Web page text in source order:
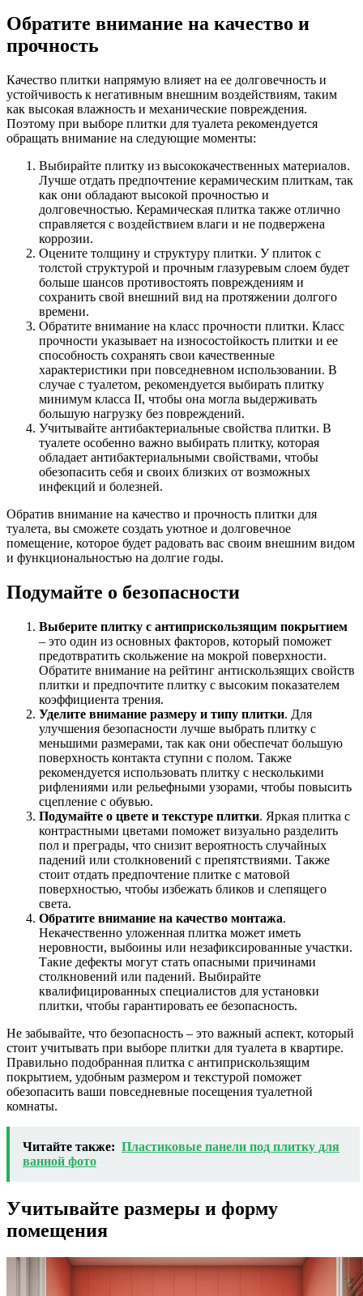
Обратите внимание на качество и
прочность
Качество плитки напрямую влияет на ее долговечность и
устойчивость к негативным внешним воздействиям, таким
как высокая влажность и механические повреждения.
Поэтому при выборе плитки для туалета рекомендуется
обращать внимание на следующие моменты:
Выбирайте плитку из высококачественных материалов.
Лучше отдать предпочтение керамическим плиткам, так
как они обладают высокой прочностью и
долговечностью. Керамическая плитка также отлично
справляется с воздействием влаги и не подвержена
коррозии.
Оцените толщину и структуру плитки. У плиток с
толстой структурой и прочным глазуревым слоем будет
больше шансов противостоять повреждениям и
сохранить свой внешний вид на протяжении долгого
времени.
Обратите внимание на класс прочности плитки. Класс
прочности указывает на износостойкость плитки и ее
способность сохранять свои качественные
характеристики при повседневном использовании. В
случае с туалетом, рекомендуется выбирать плитку
минимум класса II, чтобы она могла выдерживать
большую нагрузку без повреждений.
Учитывайте антибактериальные свойства плитки. В
туалете особенно важно выбирать плитку, которая
обладает антибактериальными свойствами, чтобы
обезопасить себя и своих близких от возможных
инфекций и болезней.
Обратив внимание на качество и прочность плитки для
туалета, вы сможете создать уютное и долговечное
помещение, которое будет радовать вас своим внешним видом
и функциональностью на долгие годы.
Подумайте о безопасности
Выберите плитку с антиприскользящим покрытием
– это один из основных факторов, который поможет
предотвратить скольжение на мокрой поверхности.
Обратите внимание на рейтинг антискользящих свойств
плитки и предпочтите плитку с высоким показателем
коэффициента трения.
Уделите внимание размеру и типу плитки. Для
улучшения безопасности лучше выбрать плитку с
меньшими размерами, так как они обеспечат большую
поверхность контакта ступни с полом. Также
рекомендуется использовать плитку с несколькими
рифлениями или рельефными узорами, чтобы повысить
сцепление с обувью.
Подумайте о цвете и текстуре плитки. Яркая плитка с
контрастными цветами поможет визуально разделить
пол и преграды, что снизит вероятность случайных
падений или столкновений с препятствиями. Также
стоит отдать предпочтение плитке с матовой
поверхностью, чтобы избежать бликов и слепящего
света.
Обратите внимание на качество монтажа.
Некачественно уложенная плитка может иметь
неровности, выбоины или незафиксированные участки.
Такие дефекты могут стать опасными причинами
столкновений или падений. Выбирайте
квалифицированных специалистов для установки
плитки, чтобы гарантировать ее безопасность.
Не забывайте, что безопасность – это важный аспект, который
стоит учитывать при выборе плитки для туалета в квартире.
Правильно подобранная плитка с антиприскользящим
покрытием, удобным размером и текстурой поможет
обезопасить ваши повседневные посещения туалетной
комнаты.
Читайте также: Пластиковые панели под плитку для
ванной фото
Учитывайте размеры и форму
помещения